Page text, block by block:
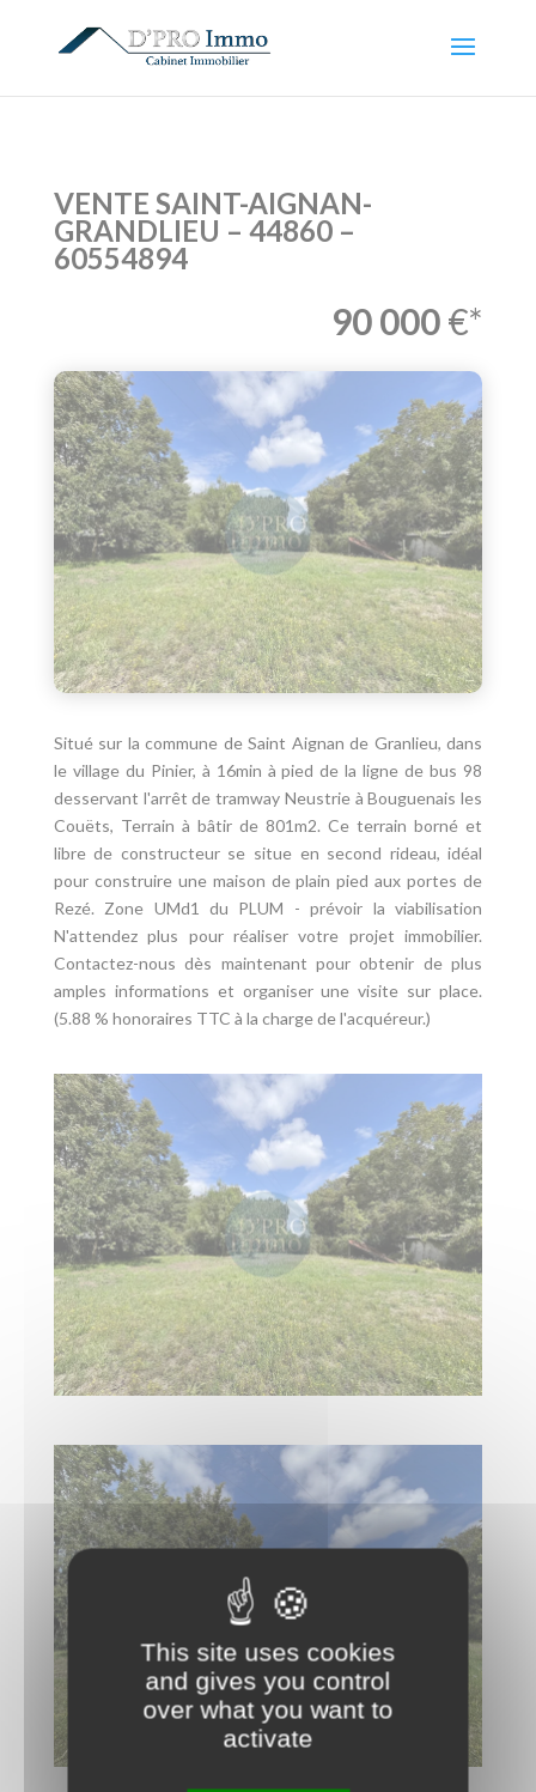
VENTE SAINT-AIGNAN-
GRANDLIEU – 44860 –
60554894
90 000€*
Situé sur la commune de Saint Aignan de Granlieu, dans
le village du Pinier, à 16min à pied de la ligne de bus 98
desservant l'arrêt de tramway Neustrie à Bouguenais les
Couëts, Terrain à bâtir de 801m2. Ce terrain borné et
libre de constructeur se situe en second rideau, idéal
pour construire une maison de plain pied aux portes de
Rezé. Zone UMd1 du PLUM - prévoir la viabilisation
N'attendez plus pour réaliser votre projet immobilier.
Contactez-nous dès maintenant pour obtenir de plus
amples informations et organiser une visite sur place.
(5.88 % honoraires TTC à la charge de l'acquéreur.)
This site uses cookies
and gives you control
over what you want to
activate